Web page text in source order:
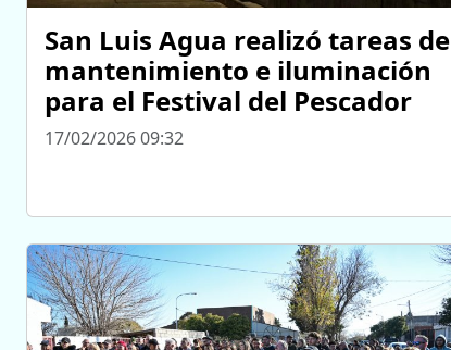
San Luis Agua realizó tareas de
mantenimiento e iluminación
para el Festival del Pescador
17/02/2026 09:32